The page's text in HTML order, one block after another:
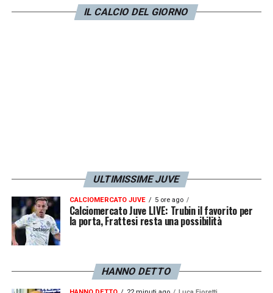
IL CALCIO DEL GIORNO
ULTIMISSIME JUVE
CALCIOMERCATO JUVE 5 ore ago
Calciomercato Juve LIVE: Trubin il favorito per
la porta, Frattesi resta una possibilità
HANNO DETTO